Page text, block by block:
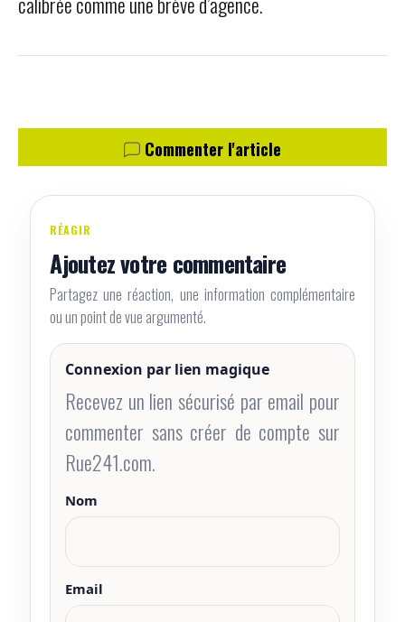
Commenter l'article
RÉAGIR
Ajoutez votre commentaire
Partagez une réaction, une information complémentaire
ou un point de vue argumenté.
Connexion par lien magique
Recevez un lien sécurisé par email pour
commenter sans créer de compte sur
Rue241.com.
Nom
Email